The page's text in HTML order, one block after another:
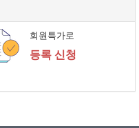
회원특가로
등록 신청